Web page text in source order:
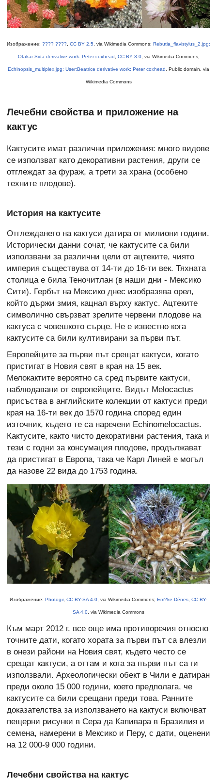
Изображение: ???? ???? CC BY 2.5 , via Wikimedia Commons; Rebutia_flavistylus_2.jpg:
Otakar Sida derivative work: Peter coxhead CC BY 3.0, via Wikimedia Commons;
Echinopsis_multiplex.jpg: User:Beatrice derivative work: Peter coxhead , Public domain, via
Wikimedia Commons
Лечебни свойства и приложение на
кактус
Кактусите имат различни приложения: много видове
се използват като декоративни растения, други се
отглеждат за фураж, а трети за храна (особено
техните плодове).
История на кактусите
Отглеждането на кактуси датира от милиони години.
Исторически данни сочат, че кактусите са били
използвани за различни цели от ацтеките, чиято
империя съществува от 14-ти до 16-ти век. Тяхната
столица е била Теночитлан (в наши дни - Мексико
Сити). Гербът на Мексико днес изобразява орел,
който държи змия, кацнал върху кактус. Ацтеките
символично свързват зрелите червени плодове на
кактуса с човешкото сърце. Не е известно кога
кактусите са били култивирани за първи път.
Европейците за първи път срещат кактуси, когато
пристигат в Новия свят в края на 15 век.
Мелокактите вероятно са сред първите кактуси,
наблюдавани от европейците. Видът Melocactus
присъства в английските колекции от кактуси преди
края на 16-ти век до 1570 година според един
източник, където те са наречени Echinomelocactus.
Кактусите, както чисто декоративни растения, така и
тези с годни за консумация плодове, продължават
да пристигат в Европа, така че Карл Линей е могъл
да назове 22 вида до 1753 година.
Изображение: Photogir, CC BY-SA 4.0 , via Wikimedia Commons; Em?ke Dénes CC BY-
SA 4.0 , via Wikimedia Commons
Към март 2012 г. все още има противоречия относно
точните дати, когато хората за първи път са влезли
в онези райони на Новия свят, където често се
срещат кактуси, а оттам и кога за първи път са ги
използвали. Археологически обект в Чили е датиран
преди около 15 000 години, което предполага, че
кактусите са били срещани преди това. Ранните
доказателства за използването на кактуси включват
пещерни рисунки в Сера да Капивара в Бразилия и
семена, намерени в Мексико и Перу, с дати, оценени
на 12 000-9 000 години.
Лечебни свойства на кактус